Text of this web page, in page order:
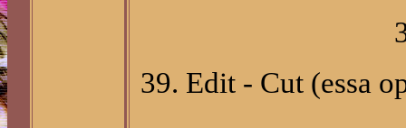
39. Edit - Cut (essa